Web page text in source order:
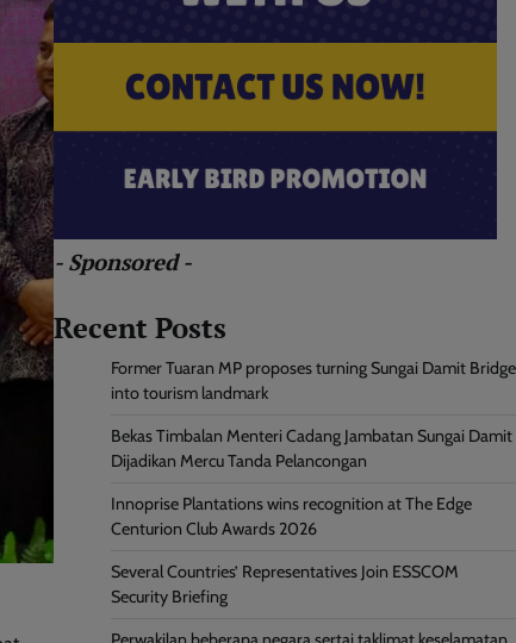
- Sponsored -
Recent Posts
Former Tuaran MP proposes turning Sungai Damit Bridge
into tourism landmark
Bekas Timbalan Menteri Cadang Jambatan Sungai Damit
Dijadikan Mercu Tanda Pelancongan
Innoprise Plantations wins recognition at The Edge
Centurion Club Awards 2026
Several Countries’ Representatives Join ESSCOM
Security Briefing